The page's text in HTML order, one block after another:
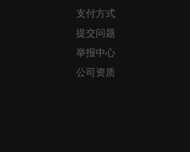
支付方式
提交问题
举报中心
公司资质